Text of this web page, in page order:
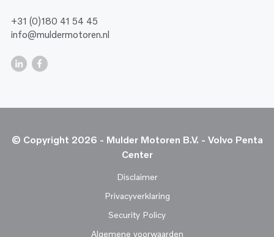
+31 (0)180 41 54 45
info@muldermotoren.nl
© Copyright 2026 - Mulder Motoren B.V. - Volvo Penta
Center
Disclaimer
Privacyverklaring
Security Policy
Algemene voorwaarden